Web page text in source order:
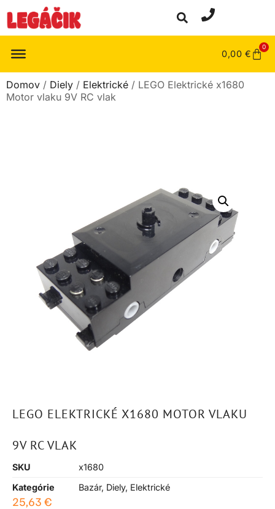
0,00 €
0
Domov / Diely / Elektrické / LEGO Elektrické x1680
Motor vlaku 9V RC vlak
LEGO ELEKTRICKÉ X1680 MOTOR VLAKU
9V RC VLAK
SKU
x1680
Kategórie
Bazár, Diely, Elektrické
25,63 €